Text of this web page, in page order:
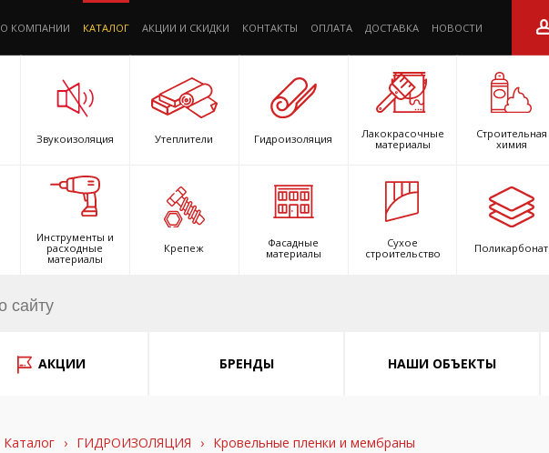
О КОМПАНИИ КАТАЛОГ АКЦИИ И СКИДКИ КОНТАКТЫ ОПЛАТА ДОСТАВКА НОВОСТИ
Звукоизоляция Утеплители Гидроизоляция
Лакокрасочные
материалы
Строительная
химия
Инструменты и
расходные
материалы
Крепеж
Фасадные
материалы
Сухое
строительство
Поликарбонат
АКЦИИ БРЕНДЫ НАШИ ОБЪЕКТЫ
Каталог › ГИДРОИЗОЛЯЦИЯ › Кровельные пленки и мембраны